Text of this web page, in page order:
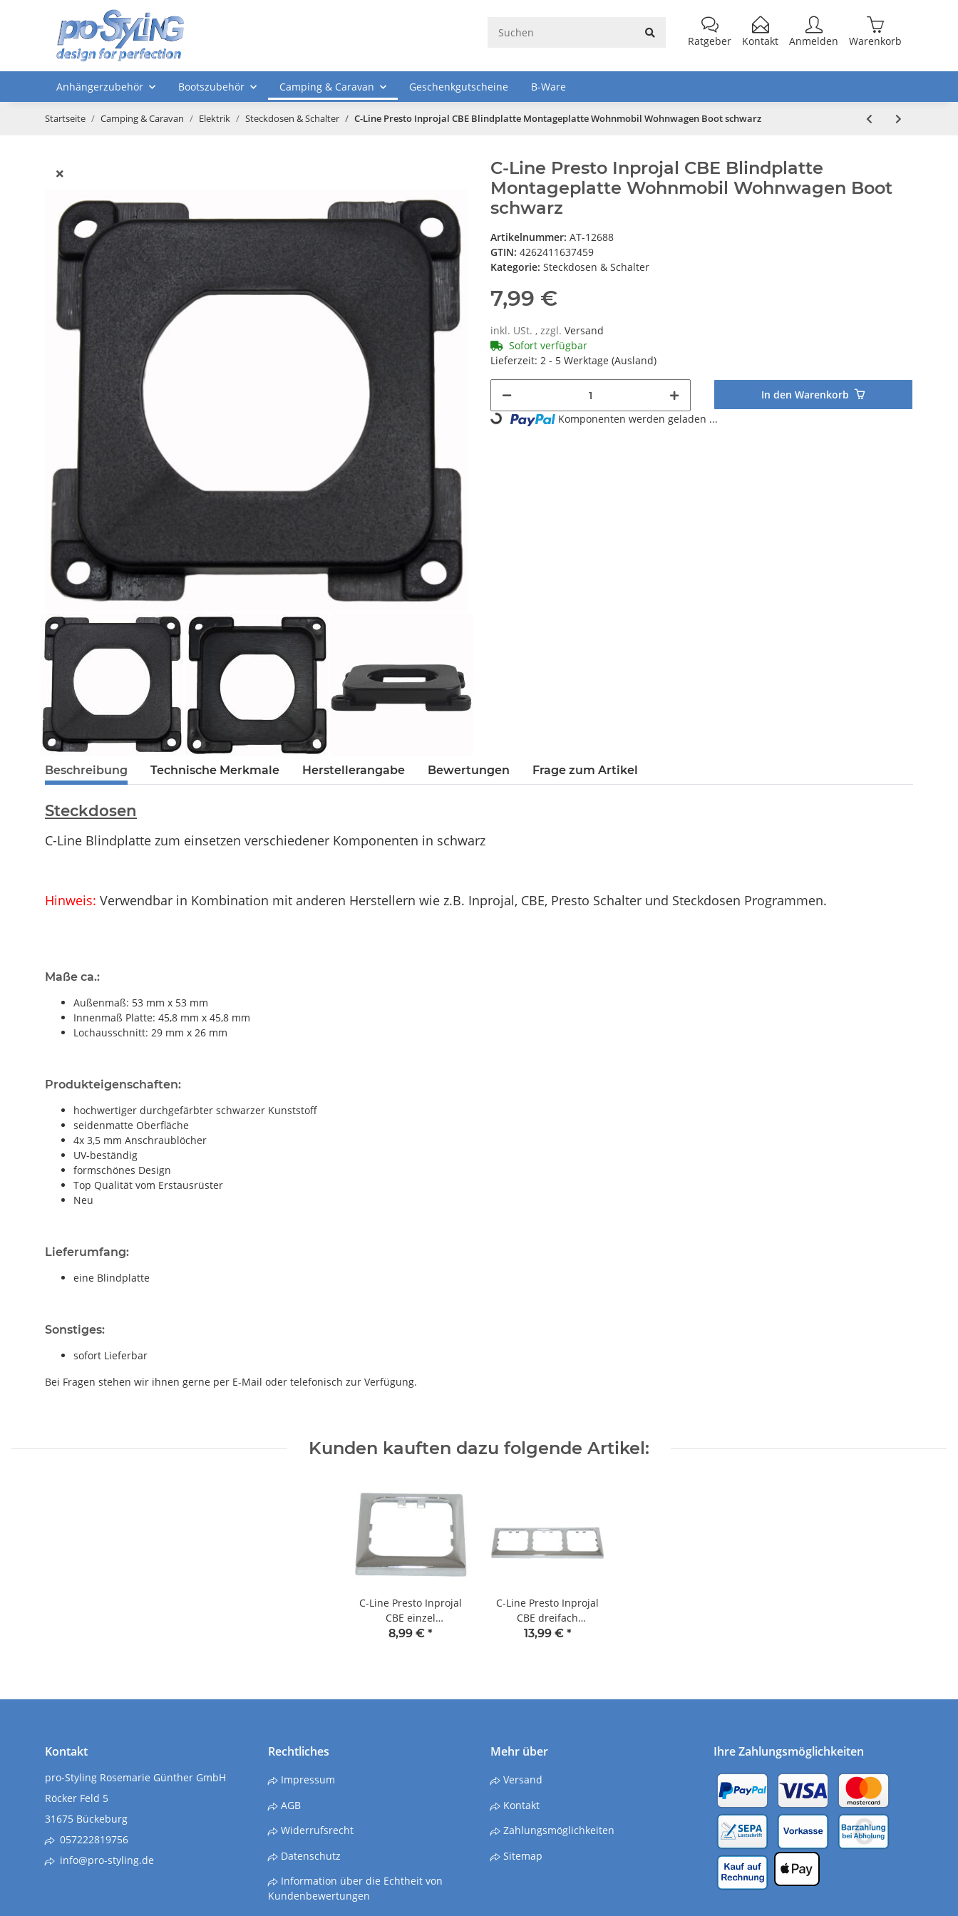
Ratgeber Kontakt Anmelden Warenkorb
Anhängerzubehör Bootszubehör Camping & Caravan Geschenkgutscheine B-Ware
Startseite Camping & Caravan Elektrik Steckdosen & Schalter C-Line Presto Inprojal CBE Blindplatte Montageplatte Wohnmobil Wohnwagen Boot schwarz
C-Line Presto Inprojal CBE Blindplatte
Montageplatte Wohnmobil Wohnwagen Boot
schwarz
Artikelnummer: AT-12688
GTIN: 4262411637459
Kategorie: Steckdosen & Schalter
7,99 €
inkl. USt. , zzgl. Versand
Sofort verfügbar
Lieferzeit: 2 - 5 Werktage (Ausland)
In den Warenkorb
Loading... Komponenten werden geladen ...
Beschreibung Technische Merkmale Herstellerangabe Bewertungen Frage zum Artikel
Steckdosen
C-Line Blindplatte zum einsetzen verschiedener Komponenten in schwarz
Hinweis: Verwendbar in Kombination mit anderen Herstellern wie z.B. Inprojal, CBE, Presto Schalter und Steckdosen Programmen.
Maße ca.:
Außenmaß: 53 mm x 53 mm
Innenmaß Platte: 45,8 mm x 45,8 mm
Lochausschnitt: 29 mm x 26 mm
Produkteigenschaften:
hochwertiger durchgefärbter schwarzer Kunststoff
seidenmatte Oberfläche
4x 3,5 mm Anschraublöcher
UV-beständig
formschönes Design
Top Qualität vom Erstausrüster
Neu
Lieferumfang:
eine Blindplatte
Sonstiges:
sofort Lieferbar
Bei Fragen stehen wir ihnen gerne per E-Mail oder telefonisch zur Verfügung.
Kunden kauften dazu folgende Artikel:
C-Line Presto Inprojal
CBE einzel
Abdeckrahmen für
8,99 € *
C-Line Presto Inprojal
CBE dreifach
Abdeckrahmen für
13,99 € *
Kontakt
pro-Styling Rosemarie Günther GmbH
Röcker Feld 5
31675 Bückeburg
057222819756
info@pro-styling.de
Rechtliches
Impressum
AGB
Widerrufsrecht
Datenschutz
Information über die Echtheit von
Kundenbewertungen
Mehr über
Versand
Kontakt
Zahlungsmöglichkeiten
Sitemap
Ihre Zahlungsmöglichkeiten